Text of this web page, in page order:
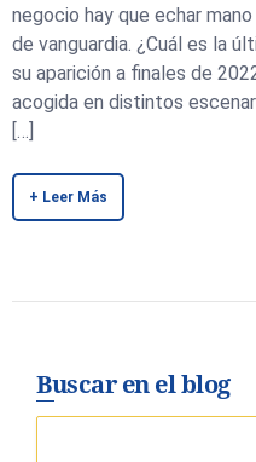
negocio hay que echar
de vanguardia. ¿Cuál es la
su aparición a finales de
acogida en distintos
[…]
+ Leer Más
Buscar en el blog